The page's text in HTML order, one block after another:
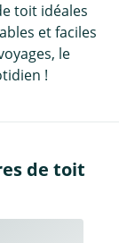
toit idéales
et faciles
le
!
de toit